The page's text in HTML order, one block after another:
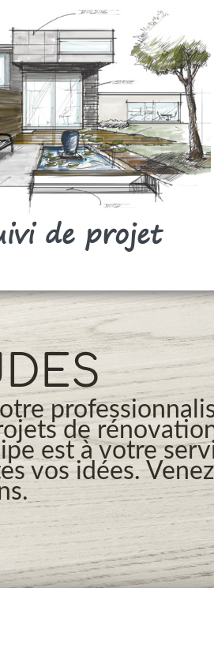
de projet
de
est à votre
vos idées. Venez